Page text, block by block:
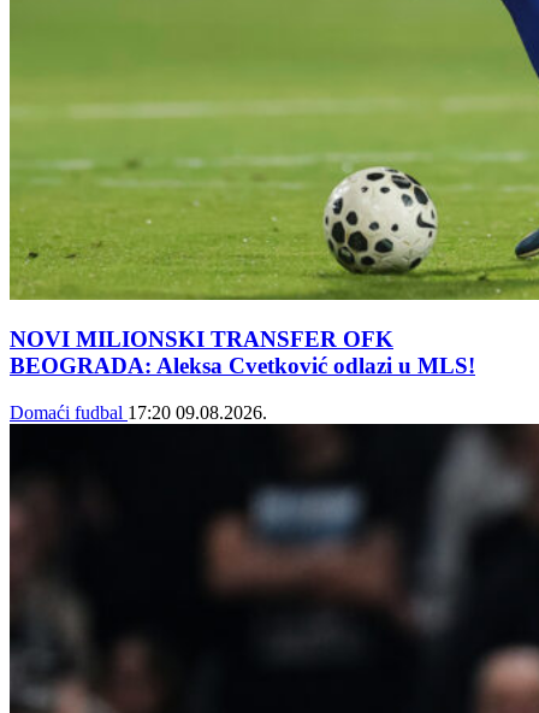
NOVI MILIONSKI TRANSFER OFK
BEOGRADA: Aleksa Cvetković odlazi u MLS!
Domaći fudbal 17:20 09.08.2026.